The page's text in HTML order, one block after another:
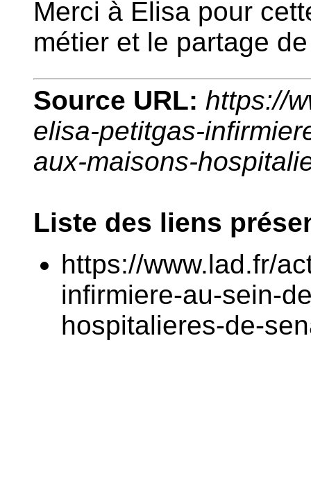
Merci à Elisa pour
métier et le partage
Source URL: https://
elisa-petitgas-
aux-maisons-
Liste des liens
https://www.lad.fr/
infirmiere-au-sein-
hospitalieres-de-